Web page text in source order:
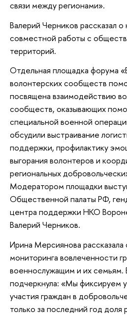
связи между регионами».
Валерий Черников рассказал о
совместной работы с
территорий.
Отдельная площадка форума
волонтерских сообществ
посвящена взаимодействию
сообществ, оказывающих
специальной военной
обсудили выстраивание
поддержки, профилактику
выгорания волонтеров и
региональных
Модератором площадки
Общественной палаты РФ,
центра поддержки НКО
Валерий Черников.
Ирина Мерсиянова рассказала
мониторинга вовлеченности
военнослужащим и их семьям.
подчеркнула: «Мы фиксируем
участия граждан в
только за последний год доля